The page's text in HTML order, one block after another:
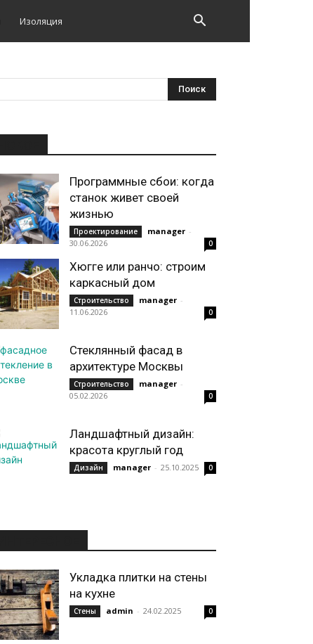
Изоляция
Программные сбои: когда
станок живет своей
жизнью
Проектирование manager -
30.06.2026
0
Хюгге или ранчо: строим
каркасный дом
Строительство manager -
11.06.2026
0
Стеклянный фасад в
архитектуре Москвы
Строительство manager -
05.02.2026
0
Ландшафтный дизайн:
красота круглый год
Дизайн manager - 25.10.2025 0
Укладка плитки на стены
на кухне
Стены admin - 24.02.2025 0